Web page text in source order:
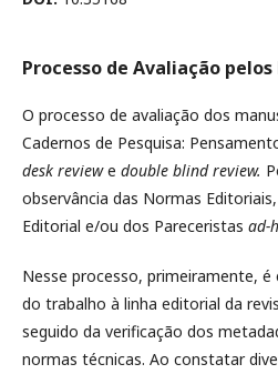
Processo de Avaliação pelos
O processo de avaliação dos
Cadernos de Pesquisa:
desk reviewe double blind review.
observância das Normas
Editorial e/ou dos Pareceristas ad-
Nesse processo, primeiramente, é
do trabalho à linha editorial da
seguido da verificação dos
normas técnicas. Ao constatar